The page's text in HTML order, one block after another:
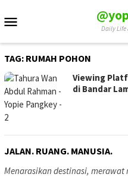
to
Daily Life
TAG: RUMAH POHON
Viewing
di Bandar
JALAN. RUANG. MANUSIA.
Menarasikan destinasi,